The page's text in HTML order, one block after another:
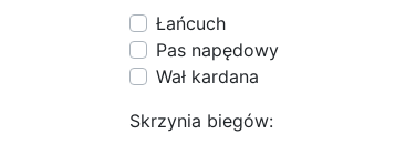
Łańcuch
Pas napędowy
Wał kardana
Skrzynia biegów: